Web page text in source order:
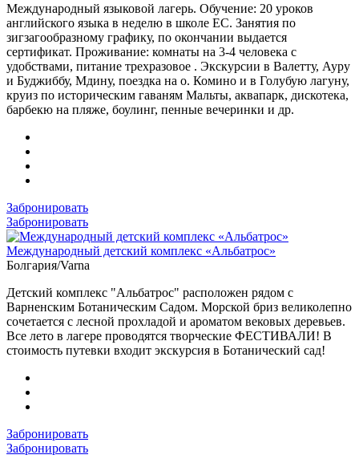
Международный языковой лагерь. Обучение: 20 уроков
английского языка в неделю в школе ЕС. Занятия по
зигзагообразному графику, по окончании выдается
сертификат. Проживание: комнаты на 3-4 человека с
удобствами, питание трехразовое . Экскурсии в Валетту, Ауру
и Буджиббу, Мдину, поездка на о. Комино и в Голубую лагуну,
круиз по историческим гаваням Мальты, аквапарк, дискотека,
барбекю на пляже, боулинг, пенные вечеринки и др.
Забронировать
Забронировать
Международный детский комплекс «Альбатрос»
Болгария/Varna
Детский комплекс "Альбатрос" расположен рядом с
Варненским Ботаническим Садом. Морской бриз великолепно
сочетается с лесной прохладой и ароматом вековых деревьев.
Все лето в лагере проводятся творческие ФЕСТИВАЛИ! В
стоимость путевки входит экскурсия в Ботанический сад!
Забронировать
Забронировать